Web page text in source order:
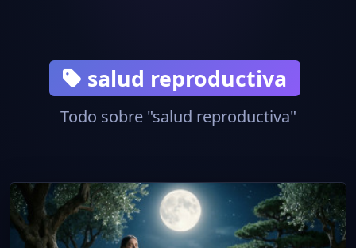
salud reproductiva
Todo sobre "salud reproductiva"